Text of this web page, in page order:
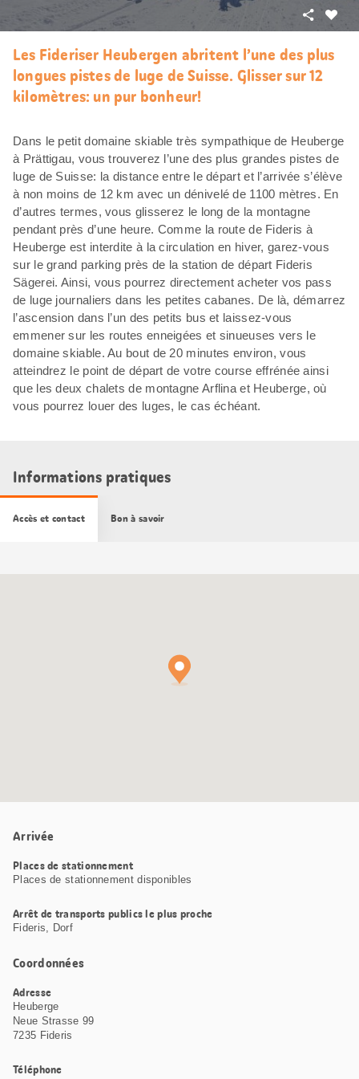
Partager
Les Fideriser Heubergen abritent l’une des plus
longues pistes de luge de Suisse. Glisser sur 12
kilomètres: un pur bonheur!
Dans le petit domaine skiable très sympathique de Heuberge
à Prättigau, vous trouverez l’une des plus grandes pistes de
luge de Suisse: la distance entre le départ et l’arrivée s’élève
à non moins de 12 km avec un dénivelé de 1100 mètres. En
d’autres termes, vous glisserez le long de la montagne
pendant près d’une heure. Comme la route de Fideris à
Heuberge est interdite à la circulation en hiver, garez-vous
sur le grand parking près de la station de départ Fideris
Sägerei. Ainsi, vous pourrez directement acheter vos pass
de luge journaliers dans les petites cabanes. De là, démarrez
l’ascension dans l’un des petits bus et laissez-vous
emmener sur les routes enneigées et sinueuses vers le
domaine skiable. Au bout de 20 minutes environ, vous
atteindrez le point de départ de votre course effrénée ainsi
que les deux chalets de montagne Arflina et Heuberge, où
vous pourrez louer des luges, le cas échéant.
Informations pratiques
Accès et contact Bon à savoir
Arrivée
Places de stationnement
Places de stationnement disponibles
Arrêt de transports publics le plus proche
Fideris, Dorf
Coordonnées
Adresse
Heuberge
Neue Strasse 99
7235 Fideris
Téléphone